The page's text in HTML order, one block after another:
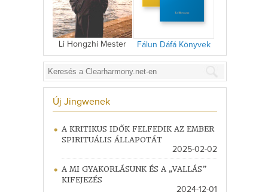
Li Hongzhi Mester Fálun Dáfá Könyvek
Új Jingwenek
A KRITIKUS IDŐK FELFEDIK AZ EMBER
SPIRITUÁLIS ÁLLAPOTÁT
2025-02-02
A MI GYAKORLÁSUNK ÉS A „VALLÁS”
KIFEJEZÉS
2024-12-01